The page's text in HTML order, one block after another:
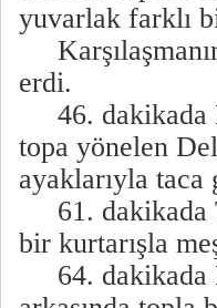
yuvarlak farklı
erdi.
46. dakikada
topa yönelen
ayaklarıyla taca
61. dakikada
bir kurtarışla
64. dakikada